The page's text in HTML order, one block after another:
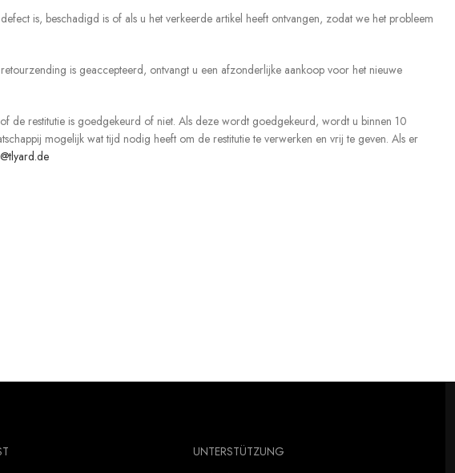
is, beschadigd is of als u het verkeerde artikel heeft ontvangen, zodat we het probleem
is geaccepteerd, ontvangt u een afzonderlijke aankoop voor het nieuwe
de restitutie is goedgekeurd of niet. Als deze wordt goedgekeurd, wordt u binnen 10
mogelijk wat tijd nodig heeft om de restitutie te verwerken en vrij te geven. Als er
UNTERSTÜTZUNG